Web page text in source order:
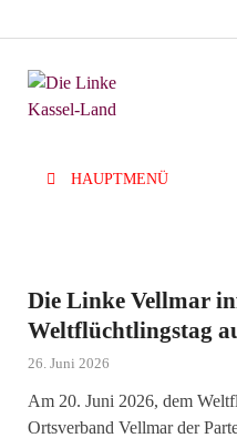
HAUPTMENÜ
Die Linke Vellmar
Weltflüchtlingstag
26. Juni 2026
Am 20. Juni 2026, dem
Ortsverband Vellmar der